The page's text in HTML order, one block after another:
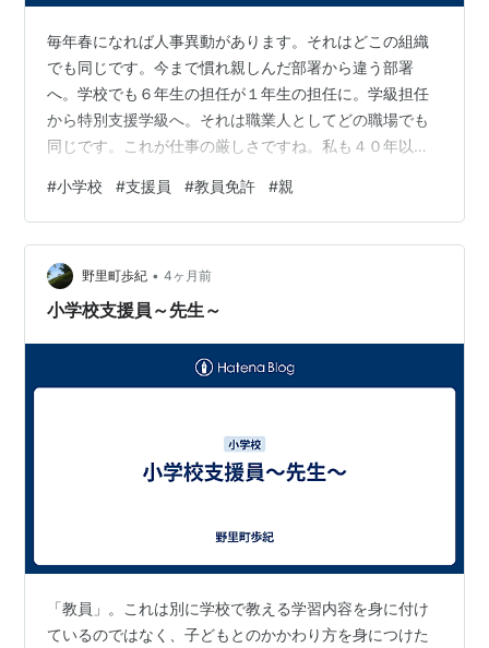
毎年春になれば人事異動があります。それはどこの組織
でも同じです。今まで慣れ親しんだ部署から違う部署
へ。学校でも６年生の担任が１年生の担任に。学級担任
から特別支援学級へ。それは職業人としてどの職場でも
同じです。これが仕事の厳しさですね。私も４０年以上
「高学年と低学年は違う免許がいるな」。つまり幼稚園
のように就学前の子どもを育てる。中学・高校のように
学科別に専門的に教える。それぞれ別の教員免許を持っ
ておられます。私の妻も幼稚園の先生をしていましたの
で「幼稚園教諭免許」を持っています。しかし小学校
#小学校 #支援員 #教員免許 #親
野里町歩紀 • 4ヶ月前
小学校支援員～先生～
「教員」。これは別に学校で教える学習内容を身に付け
ているのではなく、子どもとのかかわり方を身につけた